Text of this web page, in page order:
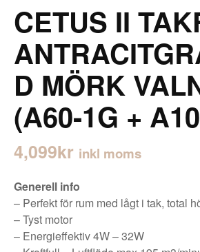
CETUS II
D MÖRK
(A60-1G +
4,099kr inkl moms
Generell info
– Perfekt för rum med lågt i tak, total
– Tyst motor
– Energieffektiv 4W – 32W